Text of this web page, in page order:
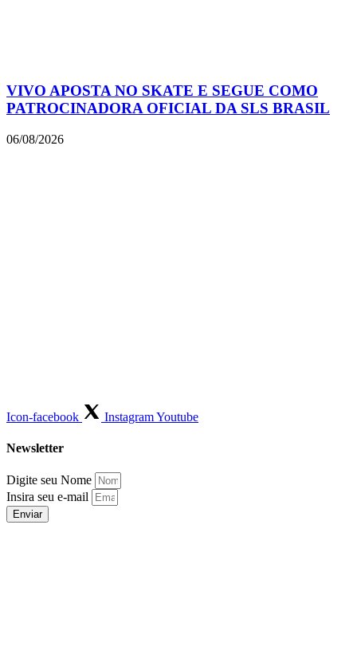
VIVO APOSTA NO SKATE E SEGUE COMO
PATROCINADORA OFICIAL DA SLS BRASIL
06/08/2026
Icon-facebook InstagramYoutube
Newsletter
Digite seu Nome
Insira seu e-mail
Enviar